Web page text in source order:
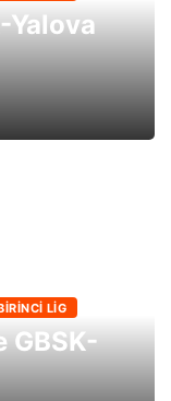
Yalova
LIG
GBSK-